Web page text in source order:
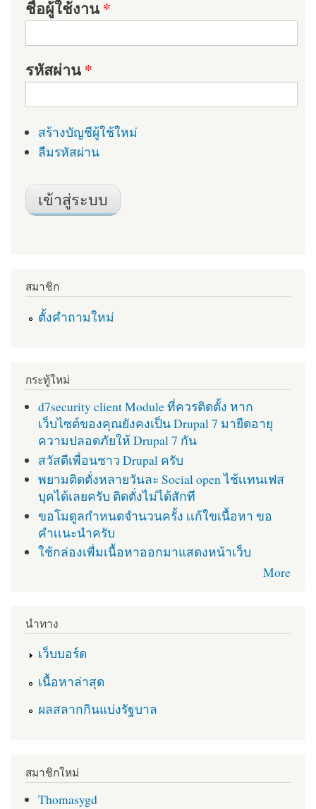
ชื่อผู้ใช้งาน*
รหัสผ่าน*
สร้างบัญชีผู้ใช้ใหม่
ลืมรหัสผ่าน
สมาชิก
ตั้งคำถามใหม่
กระทู้ใหม่
d7security client Module ที่ควรติดตั้ง หาก
เว็บไซต์ของคุณยังคงเป็น Drupal 7 มายืดอายุ
ความปลอดภัยให้ Drupal 7 กัน
สวัสดีเพื่อนชาว Drupal ครับ
พยามติดตั่งหลายวันละ Social open ไช้เเทนเฟส
บุคได้เลยครับ ติดตั่งไม่ได้สักที
ขอโมดูลกำหนดจำนวนครั้ง เเก้ใขเนื้อหา ขอ
คำเเนะนำครับ
ใช้กล่องเพื่มเนื้อหาออกมาแสดงหน้าเว็บ
More
นำทาง
เว็บบอร์ด
เนื้อหาล่าสุด
ผลสลากกินแบ่งรัฐบาล
สมาชิกใหม่
Thomasygd